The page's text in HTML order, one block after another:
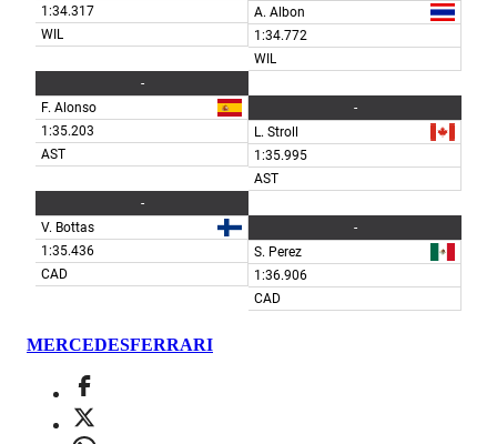
MERCEDESFERRARI